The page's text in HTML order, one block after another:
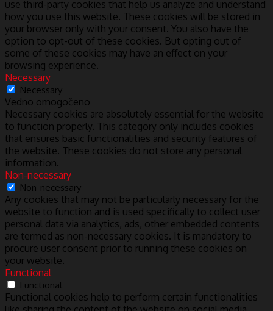
use third-party cookies that help us analyze and understand
how you use this website. These cookies will be stored in
your browser only with your consent. You also have the
option to opt-out of these cookies. But opting out of
some of these cookies may have an effect on your
browsing experience.
Necessary
Necessary
Vedno omogočeno
Necessary cookies are absolutely essential for the website
to function properly. This category only includes cookies
that ensures basic functionalities and security features of
the website. These cookies do not store any personal
information.
Non-necessary
Non-necessary
Any cookies that may not be particularly necessary for the
website to function and is used specifically to collect user
personal data via analytics, ads, other embedded contents
are termed as non-necessary cookies. It is mandatory to
procure user consent prior to running these cookies on
your website.
Functional
Functional
Functional cookies help to perform certain functionalities